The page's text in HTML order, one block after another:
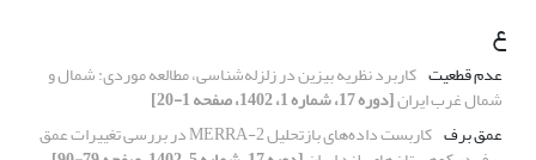
ع
عدم قطعیت کاربرد نظریه بیزین در زلزله‌شناسی، مطالعه موردی: شمال و
شمال غرب ایران[دوره 17، شماره 1، 1402، صفحه 1-20]
عمق برف
کاربست داده‌های بازتحلیل MERRA-2 در بررسی تغییرات عمق